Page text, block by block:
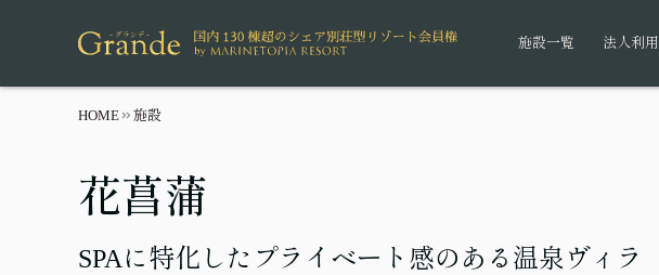
施設一覧 法人利用
HOME 施設
花菖蒲
SPAに特化したプライベート感のある温泉ヴィラ